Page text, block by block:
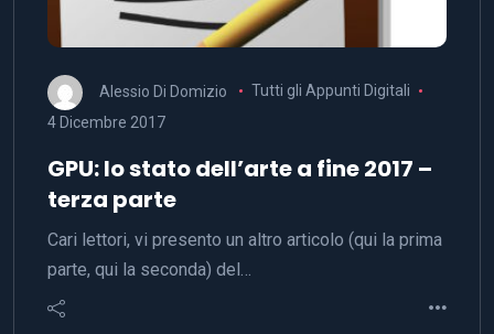
Alessio Di Domizio
Tutti gli Appunti Digitali
4 Dicembre 2017
GPU: lo stato dell’arte a fine 2017 –
terza parte
Cari lettori, vi presento un altro articolo (qui la prima
parte, qui la seconda) del…